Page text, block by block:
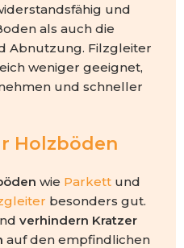
und
als auch die
Abnutzung. Filzgleiter
weniger geeignet,
und schneller
Holzböden
wie Parkett und
besonders gut.
verhindern Kratzer
auf den empfindlichen